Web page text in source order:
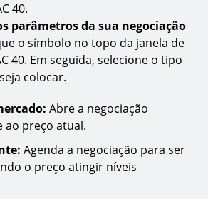
40.
parâmetros da sua negociação
o símbolo no topo da janela de
40. Em seguida, selecione o tipo
colocar.
Abre a negociação
ao preço atual.
Agenda a negociação para ser
o preço atingir níveis